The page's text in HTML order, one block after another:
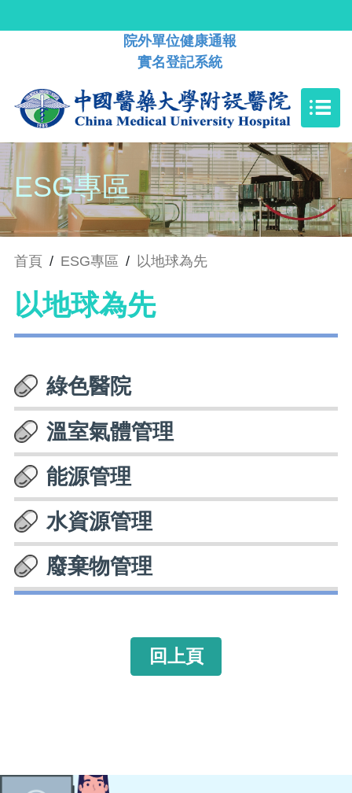
院外單位健康通報
實名登記系統
ESG專區
首頁 / ESG專區 / 以地球為先
以地球為先
綠色醫院
溫室氣體管理
能源管理
水資源管理
廢棄物管理
回上頁